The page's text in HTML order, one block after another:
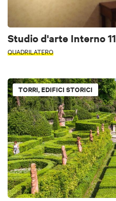
Studio d'arte Interno 11
QUADRILATERO
TORRI, EDIFICI STORICI